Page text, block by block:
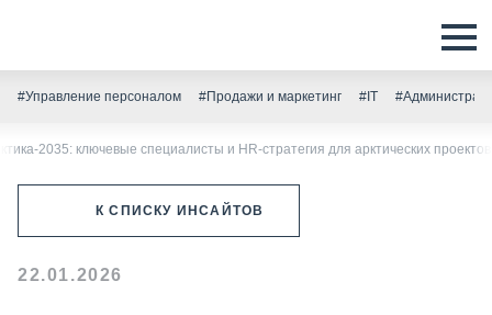
#Управление персоналом #Продажи и маркетинг #IT
2035: ключевые специалисты и HR-стратегия для арктических проектов
К СПИСКУ ИНСАЙТОВ
22.01.2026